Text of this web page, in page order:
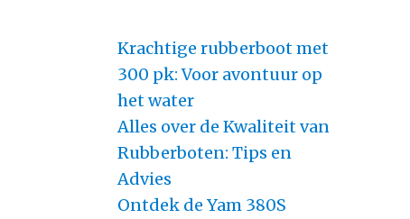
Krachtige rubberboot met
300 pk: Voor avontuur op
het water
Alles over de Kwaliteit van
Rubberboten: Tips en
Advies
Ontdek de Yam 380S